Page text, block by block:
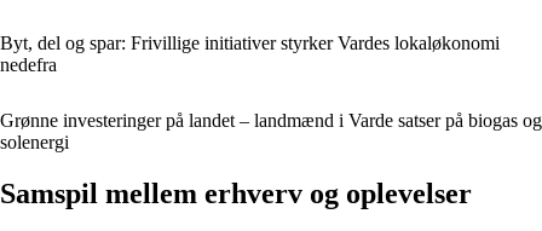
Byt, del og spar: Frivillige initiativer styrker Vardes lokaløkonomi
nedefra
Grønne investeringer på landet – landmænd i Varde satser på biogas og
solenergi
Samspil mellem erhverv og oplevelser